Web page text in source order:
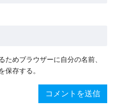
ためブラウザーに自分の名前、
保存する。